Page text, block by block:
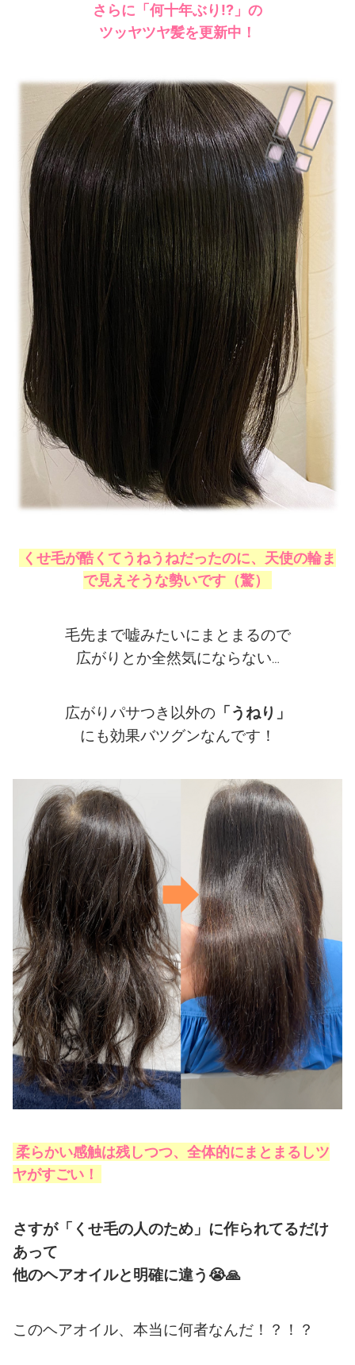
さらに「何十年ぶり!?」の
ツッヤツヤ髪を更新中！
くせ毛が酷くてうねうねだったのに、天使の輪ま
で見えそうな勢いです（驚）
毛先まで嘘みたいにまとまるので
広がりとか全然気にならない…
広がりパサつき以外の「うねり」
にも効果バツグンなんです！
柔らかい感触は残しつつ、全体的にまとまるしツ
ヤがすごい！
さすが「くせ毛の人のため」に作られてるだけ
あって
他のヘアオイルと明確に違う 😭🙏
このヘアオイル、本当に何者なんだ！？！？